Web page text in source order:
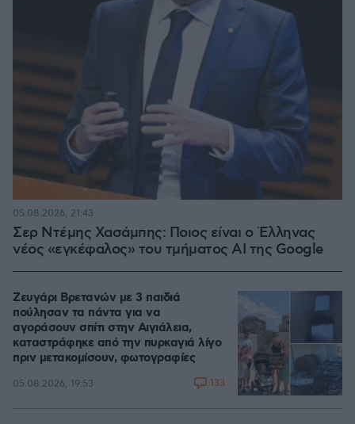
Σερ Ντέμης Χασάμπης: Ποιος είναι ο Έλληνας
νέος «εγκέφαλος» του τμήματος AI της Google
05.08.2026, 21:43
Ζευγάρι Βρετανών με 3 παιδιά
πούλησαν τα πάντα για να
αγοράσουν σπίτι στην Αιγιάλεια,
καταστράφηκε από την πυρκαγιά λίγο
πριν μετακομίσουν, φωτογραφίες
05.08.2026, 19:53 133